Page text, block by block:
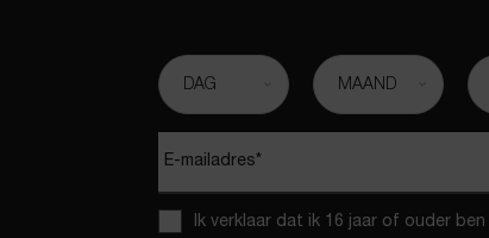
E-mailadres*
Ik verklaar dat ik 16 jaar of ouder